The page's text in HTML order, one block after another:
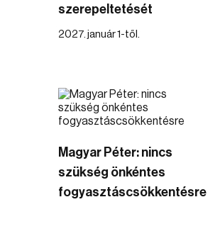
szerepeltetését
2027. január 1-től.
Magyar Péter: nincs
szükség önkéntes
fogyasztáscsökkentésre